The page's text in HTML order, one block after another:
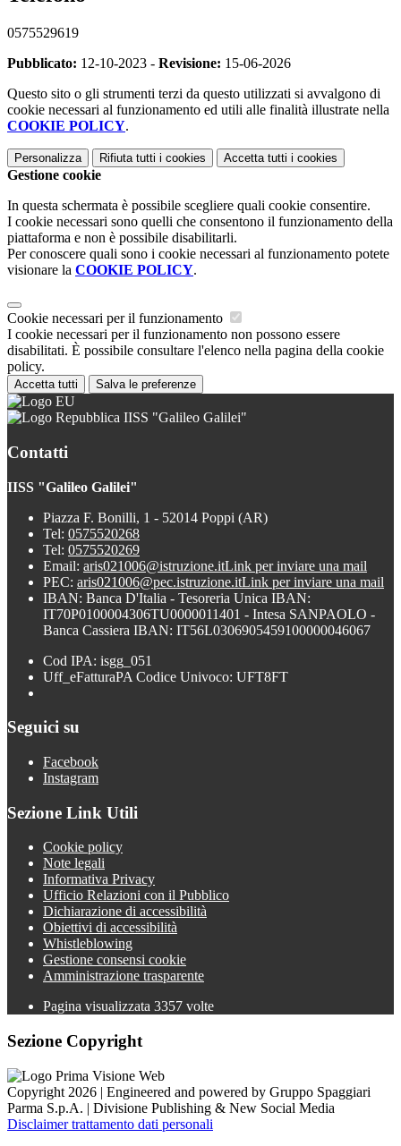
0575529619
Pubblicato: 12-10-2023 - Revisione: 15-06-2026
Questo sito o gli strumenti terzi da questo utilizzati si avvalgono di
cookie necessari al funzionamento ed utili alle finalità illustrate nella
COOKIE POLICY.
Personalizza Rifiuta tutti i cookies Accetta tutti i cookies
Gestione cookie
In questa schermata è possibile scegliere quali cookie consentire.
I cookie necessari sono quelli che consentono il funzionamento della
piattaforma e non è possibile disabilitarli.
Per conoscere quali sono i cookie necessari al funzionamento potete
visionare la COOKIE POLICY.
Cookie necessari per il funzionamento
I cookie necessari per il funzionamento non possono essere
disabilitati. È possibile consultare l'elenco nella pagina della cookie
policy.
Accetta tutti Salva le preferenze
IISS "Galileo Galilei"
Contatti
IISS "Galileo Galilei"
Piazza F. Bonilli, 1 - 52014 Poppi (AR)
Tel: 0575520268
Tel: 0575520269
Email: aris021006@istruzione.itLink per inviare una mail
PEC: aris021006@pec.istruzione.itLink per inviare una mail
IBAN: Banca D'Italia - Tesoreria Unica IBAN:
IT70P0100004306TU0000011401 - Intesa SANPAOLO -
Banca Cassiera IBAN: IT56L0306905459100000046067
Cod IPA: isgg_051
Uff_eFatturaPA Codice Univoco: UFT8FT
Seguici su
Facebook
Instagram
Sezione Link Utili
Cookie policy
Note legali
Informativa Privacy
Ufficio Relazioni con il Pubblico
Dichiarazione di accessibilità
Obiettivi di accessibilità
Whistleblowing
Gestione consensi cookie
Amministrazione trasparente
Pagina visualizzata 3357 volte
Sezione Copyright
Copyright 2026 | Engineered and powered by Gruppo Spaggiari
Parma S.p.A. | Divisione Publishing & New Social Media
Disclaimer trattamento dati personali